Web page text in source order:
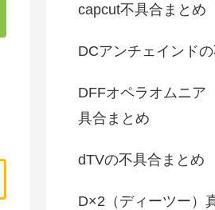
capcut不具合まとめ
DCアンチェインド
DFFオペラオムニア
具合まとめ
dTVの不具合まとめ
D×2（ディーツー）